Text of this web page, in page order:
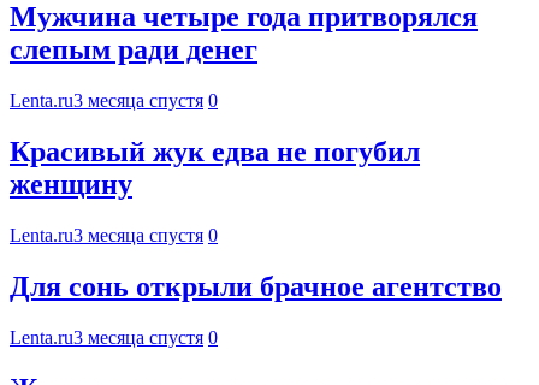
Мужчина четыре года притворялся
слепым ради денег
Lenta.ru3 месяца спустя 0
Красивый жук едва не погубил
женщину
Lenta.ru3 месяца спустя 0
Для сонь открыли брачное агентство
Lenta.ru3 месяца спустя 0